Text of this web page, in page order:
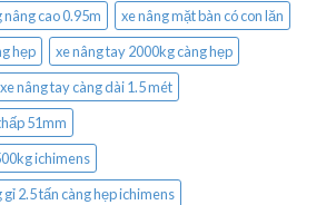
cao 0.95m
xe nâng mặt bàn có con lăn
hẹp
xe nâng tay 2000kg càng hẹp
xe nâng tay càng dài 1.5 mét
51mm
ichimens
2.5 tấn càng hẹp ichimens